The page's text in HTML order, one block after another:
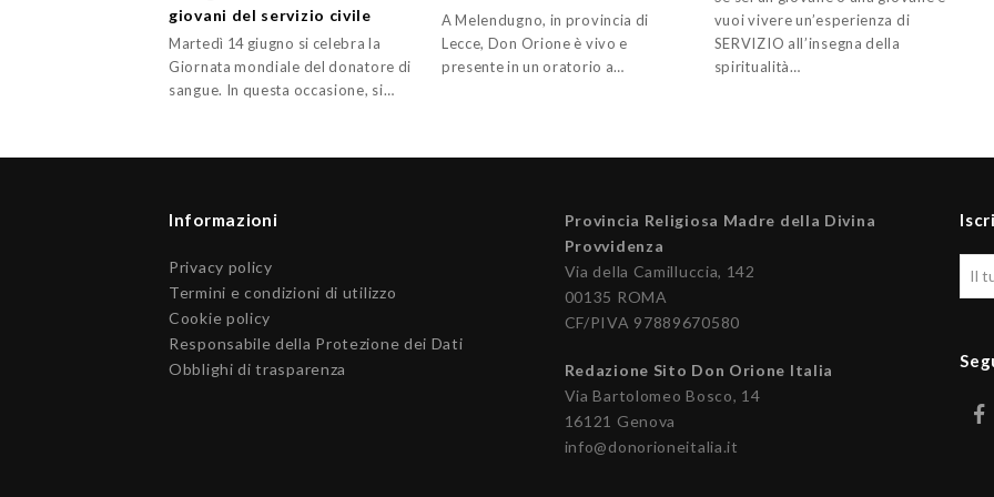
giovani del servizio civile
Martedì 14 giugno si celebra la
Giornata mondiale del donatore di
sangue. In questa occasione, si…
A Melendugno, in provincia di
Lecce, Don Orione è vivo e
presente in un oratorio a…
vuoi vivere un’esperienza di
SERVIZIO all’insegna della
spiritualità…
Informazioni
Privacy policy
Termini e condizioni di utilizzo
Cookie policy
Responsabile della Protezione dei Dati
Obblighi di trasparenza
Provincia Religiosa Madre della Divina
Provvidenza
Via della Camilluccia, 142
00135 ROMA
CF/PIVA 97889670580
Redazione Sito Don Orione Italia
Via Bartolomeo Bosco, 14
16121 Genova
info@donorioneitalia.it